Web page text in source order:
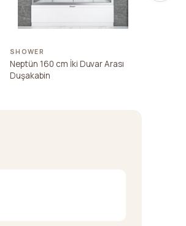
SHOWER
Neptün 160 cm İki Duvar Arası
Duşakabin